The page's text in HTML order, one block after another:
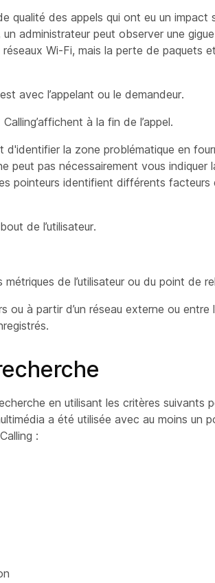
qualité des appels qui ont eu un impact
un administrateur peut observer une
Wi-Fi, mais la perte de paquets
avec l’appelant ou le demandeur.
à la fin de l’appel.
d'identifier la zone problématique en
peut pas nécessairement vous indiquer
pointeurs identifient différents facteurs
de l’utilisateur.
de l’utilisateur ou du point de
ou à partir d’un réseau externe ou entre
en utilisant les critères suivants
a été utilisée avec au moins un
: